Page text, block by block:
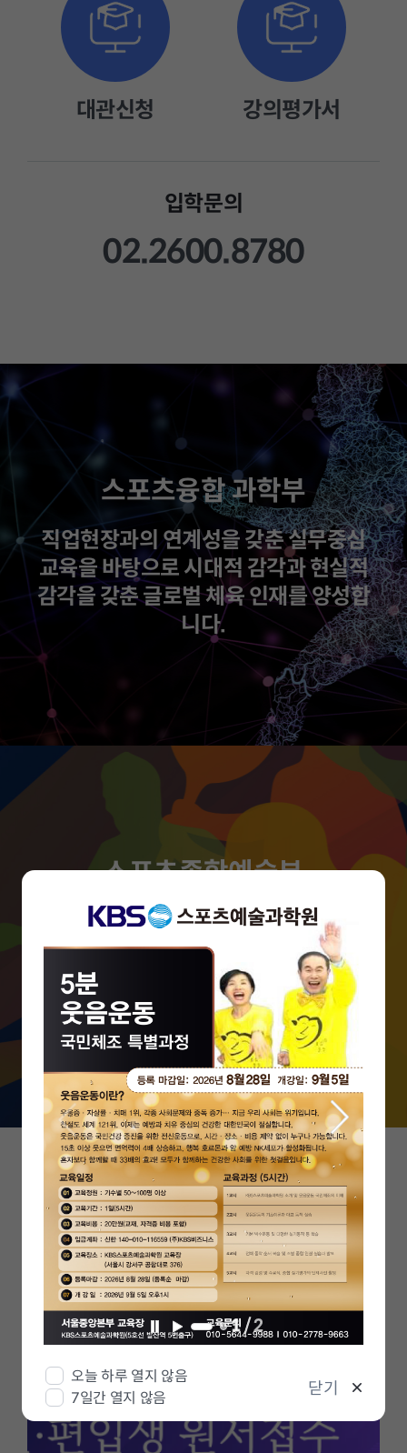
대관신청 강의평가서
입학문의
02.2600.8780
스포츠융합 과학부
직업현장과의 연계성을 갖춘 실무중심
교육을 바탕으로 시대적 감각과 현실적
감각을 갖춘 글로벌 체육 인재를 양성합
니다.
스포츠종합예술부
4차혁명시대에 무엇보다 중요해진 예
술적 감성과 가치를 스포츠와 결합하여
무한한 부가가치를 창출할 수 있는 인재
를 양성합니다.
일
정
지
재
1/2
오늘 하루 열지 않음
7일간 열지 않음
닫기